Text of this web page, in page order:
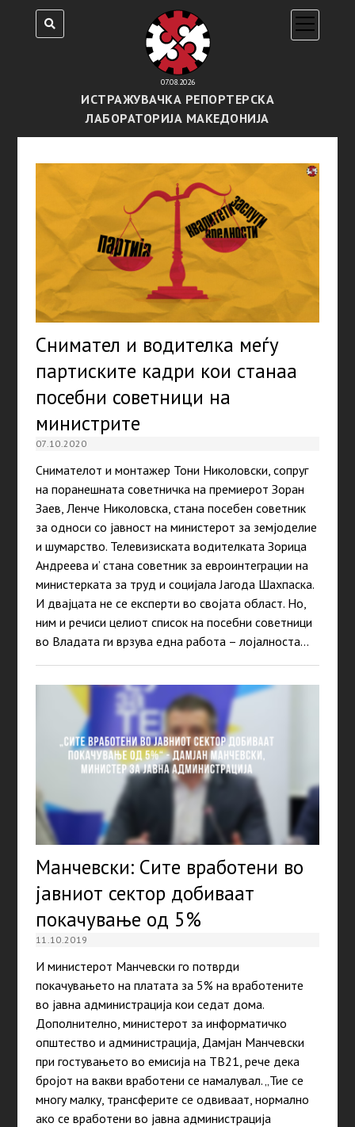
07.08.2026
ИСТРАЖУВАЧКА РЕПОРТЕРСКА
ЛАБОРАТОРИЈА МАКЕДОНИЈА
open
menu
Снимател и водителка меѓу
партиските кадри кои станаа
посебни советници на
министрите
07.10.2020
Снимателот и монтажер Тони Николовски, сопруг
на поранешната советничка на премиерот Зоран
Заев, Ленче Николовска, стана посебен советник
за односи со јавност на министерот за земјоделие
и шумарство. Телевизиската водителката Зорица
Андреева и’ стана советник за евроинтеграции на
министерката за труд и социјала Јагода Шахпаска.
И двајцата не се експерти во својата област. Но,
ним и речиси целиот список на посебни советници
во Владата ги врзува една работа – лојалноста…
Манчевски: Сите вработени во
јавниот сектор добиваат
покачување од 5%
11.10.2019
И министерот Манчевски го потврди
покачувањето на платата за 5% на вработените
во јавна администрација кои седат дома.
Дополнително, министерот за информатичко
општество и администрација, Дамјан Манчевски
при гостувањето во емисија на ТВ21, рече дека
бројот на вакви вработени се намалувал. „Тие се
многу малку, трансферите се одвиваат, нормално
ако се вработени во јавна администрација